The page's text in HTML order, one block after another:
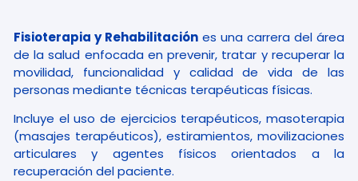
Fisioterapia y Rehabilitación es una carrera del área
de la salud enfocada en prevenir, tratar y recuperar la
movilidad, funcionalidad y calidad de vida de las
personas mediante técnicas terapéuticas físicas.
Incluye el uso de ejercicios terapéuticos, masoterapia
(masajes terapéuticos), estiramientos, movilizaciones
articulares y agentes físicos orientados a la
recuperación del paciente.